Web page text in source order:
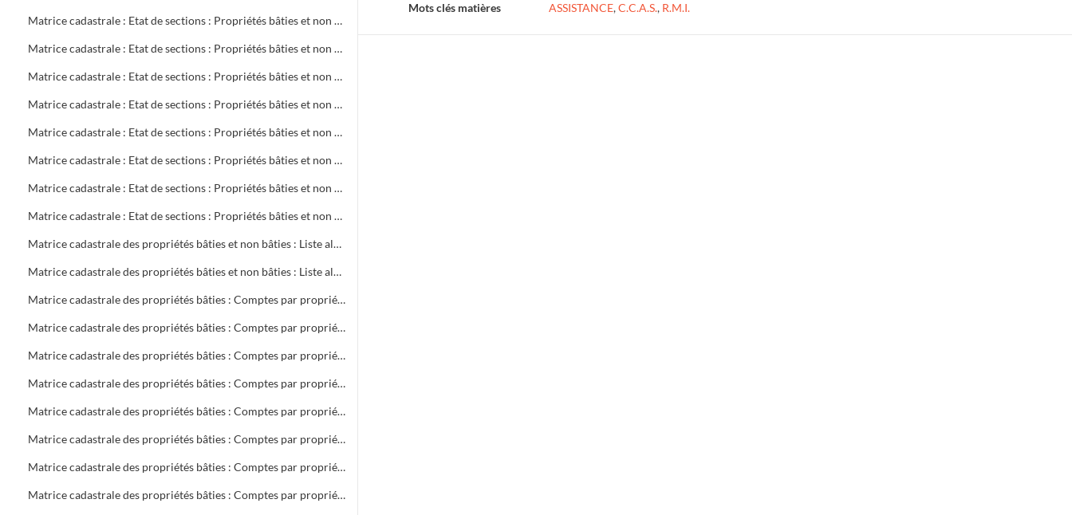
Matrice cadastrale : Etat de sections : Propriétés bâties et non bâties : Comptes par rue et lieu-dit : CB 720 à 770
Matrice cadastrale : Etat de sections : Propriétés bâties et non bâties : Comptes par rue et lieu-dit : CB 771 à 855
Matrice cadastrale : Etat de sections : Propriétés bâties et non bâties : Comptes par rue et lieu-dit : CD 1 à 304
Matrice cadastrale : Etat de sections : Propriétés bâties et non bâties : Comptes par rue et lieu-dit : CH 1 à 394
Matrice cadastrale : Etat de sections : Propriétés bâties et non bâties : Comptes par rue et lieu-dit : CM 1 à 386
Matrice cadastrale : Etat de sections : Propriétés bâties et non bâties : Comptes par rue et lieu-dit : CN 1 à 190
Matrice cadastrale : Etat de sections : Propriétés bâties et non bâties : Comptes par rue et lieu-dit : CN 191 à 387
Matrice cadastrale : Etat de sections : Propriétés bâties et non bâties : Comptes par rue et lieu-dit : CO 1 à 440
Matrice cadastrale des propriétés bâties et non bâties : Liste alphabétique des propriétaires : A à G
Matrice cadastrale des propriétés bâties et non bâties : Liste alphabétique des propriétaires : A à Z
Matrice cadastrale des propriétés bâties : Comptes par propriétaire : 2 à 469 sociétés
Matrice cadastrale des propriétés bâties : Comptes par propriétaire : 2 à 680 copropriétés
Matrice cadastrale des propriétés bâties : Comptes par propriétaire : B 1 à 700
Matrice cadastrale des propriétés bâties : Comptes par propriétaire : B 701 à 1404
Matrice cadastrale des propriétés bâties : Comptes par propriétaire : B 1404 à C 400
Matrice cadastrale des propriétés bâties : Comptes par propriétaire : C 401 à 1268
Matrice cadastrale des propriétés bâties : Comptes par propriétaire : D 1 à E 116
Matrice cadastrale des propriétés bâties : Comptes par propriétaire : F 3 à 566
Mots clés matières
ASSISTANCE,C.C.A.S., R.M.I.